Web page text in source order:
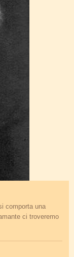
comporta una
ci troveremo